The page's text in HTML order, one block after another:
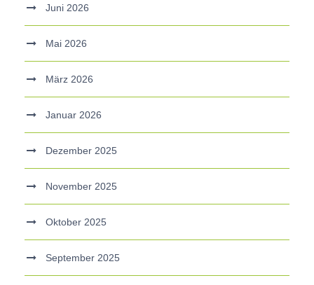
Juni 2026
Mai 2026
März 2026
Januar 2026
Dezember 2025
November 2025
Oktober 2025
September 2025